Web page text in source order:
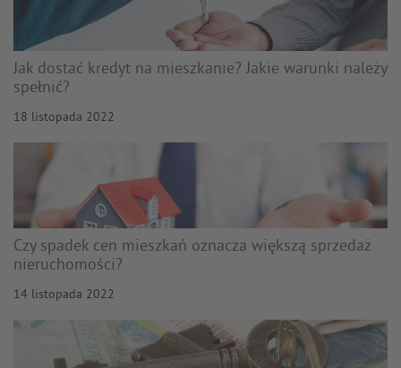
Jak dostać kredyt na mieszkanie? Jakie warunki należy
spełnić?
18 listopada 2022
Czy spadek cen mieszkań oznacza większą sprzedaż
nieruchomości?
14 listopada 2022